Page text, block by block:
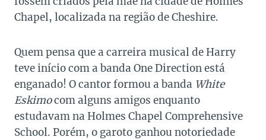
Chapel, localizada na região de Cheshire.
Quem pensa que a carreira musical de Harry
teve início com a banda One Direction está
enganado! O cantor formou a banda White
Eskimocom alguns amigos enquanto
estudavam na Holmes Chapel Comprehensive
School. Porém, o garoto ganhou notoriedade